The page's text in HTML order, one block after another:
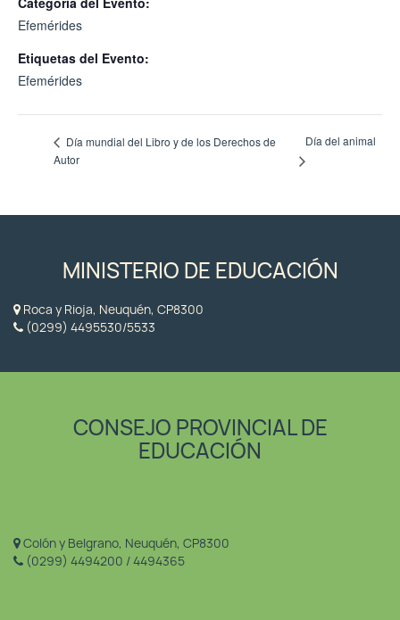
Efemérides
Etiquetas del Evento:
Efemérides
Día mundial del Libro y de los Derechos de
Autor
Día del animal
MINISTERIO DE EDUCACIÓN
Roca y Rioja, Neuquén, CP8300
(0299) 4495530/5533
CONSEJO PROVINCIAL DE
EDUCACIÓN
Colón y Belgrano, Neuquén, CP8300
(0299) 4494200 / 4494365